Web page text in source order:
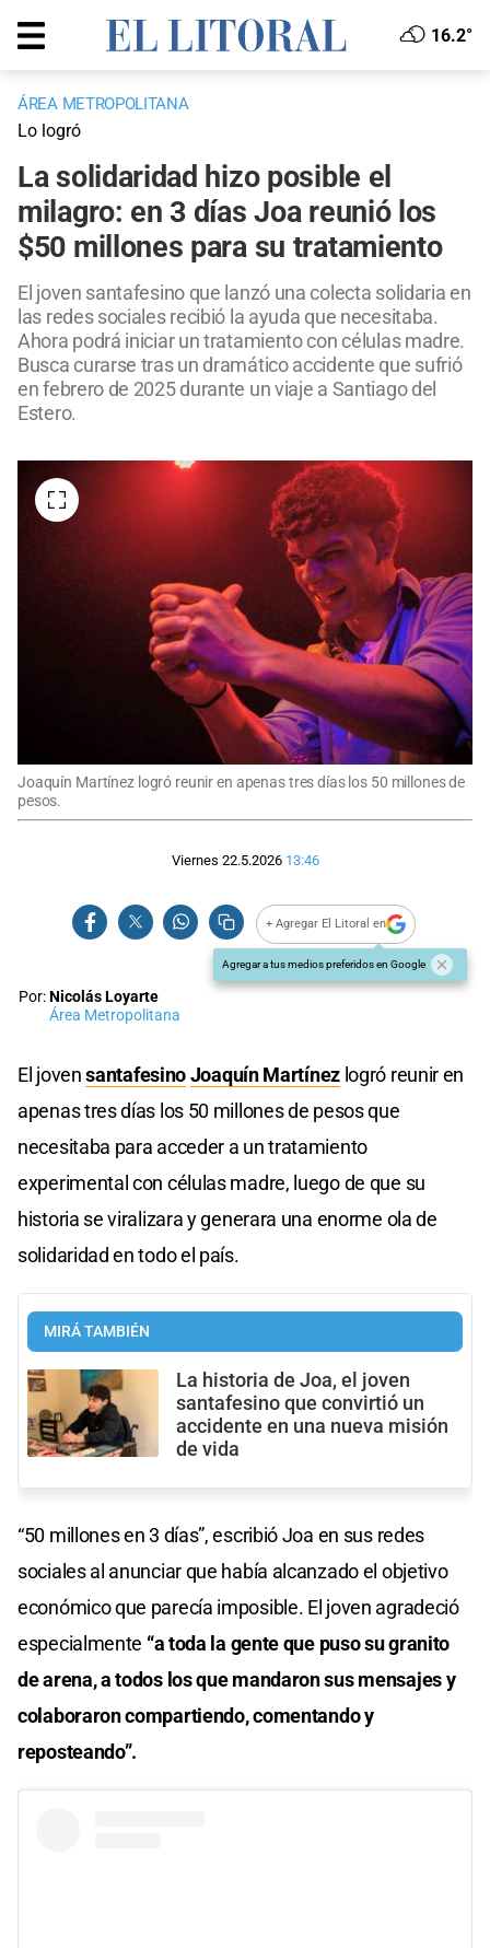
16.2°
ÁREA METROPOLITANA
Lo logró
La solidaridad hizo posible el
milagro: en 3 días Joa reunió los
$50 millones para su tratamiento
El joven santafesino que lanzó una colecta solidaria en
las redes sociales recibió la ayuda que necesitaba.
Ahora podrá iniciar un tratamiento con células madre.
Busca curarse tras un dramático accidente que sufrió
en febrero de 2025 durante un viaje a Santiago del
Estero.
Joaquín Martínez logró reunir en apenas tres días los 50 millones de
pesos.
Viernes 22.5.2026 13:46
+ Agregar El Litoral en
Agregar a tus medios preferidos en Google
Por:Nicolás Loyarte
Área Metropolitana
El jovensantafesinoJoaquín Martínezlogró reunir en
apenas tres días los 50 millones de pesos que
necesitaba para acceder a un tratamiento
experimental con células madre, luego de que su
historia se viralizara y generara una enorme ola de
solidaridad en todo el país.
MIRÁ TAMBIÉN
La historia de Joa, el joven
santafesino que convirtió un
accidente en una nueva misión
de vida
“50 millones en 3 días”, escribió Joa en sus redes
sociales al anunciar que había alcanzado el objetivo
económico que parecía imposible. El joven agradeció
especialmente “a toda la gente que puso su granito
de arena, a todos los que mandaron sus mensajes y
colaboraron compartiendo, comentando y
reposteando”.